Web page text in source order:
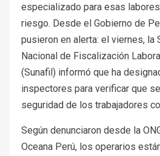
especializado para esas
riesgo. Desde el Gobierno de
pusieron en alerta: el viernes, la
Nacional de Fiscalización
(Sunafil) informó que ha
inspectores para verificar que
seguridad de los trabajadores
Según denunciaron desde la
Oceana Perú, los operarios